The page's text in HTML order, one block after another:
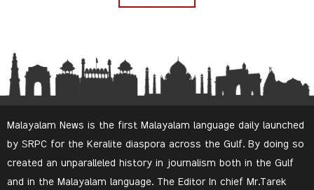
Malayalam News is the first Malayalam language daily launched
by SRPC for the Keralite diaspora across the Gulf. By doing so
created an unparalleled history in journalism both in the Gulf
and in the Malayalam language. The Editor In chief Mr.Tarek